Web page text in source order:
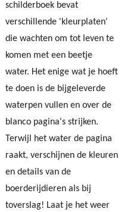
schilderboek bevat
verschillende 'kleurplaten'
die wachten om tot leven te
komen met een beetje
water. Het enige wat je hoeft
te doen is de bijgeleverde
waterpen vullen en over de
blanco pagina's strijken.
Terwijl het water de pagina
raakt, verschijnen de kleuren
en details van de
boerderijdieren als bij
toverslag! Laat je het weer